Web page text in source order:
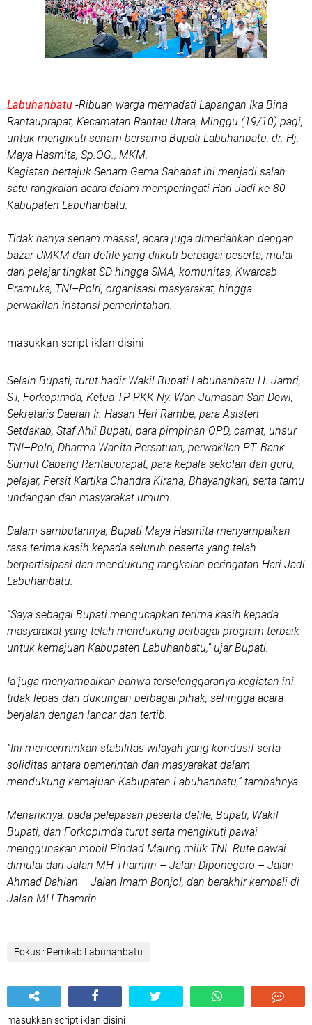
Labuhanbatu -Ribuan warga memadati Lapangan Ika Bina
Rantauprapat, Kecamatan Rantau Utara, Minggu (19/10) pagi,
untuk mengikuti senam bersama Bupati Labuhanbatu, dr. Hj.
Maya Hasmita, Sp.OG., MKM.
Kegiatan bertajuk Senam Gema Sahabat ini menjadi salah
satu rangkaian acara dalam memperingati Hari Jadi ke-80
Kabupaten Labuhanbatu.
Tidak hanya senam massal, acara juga dimeriahkan dengan
bazar UMKM dan defile yang diikuti berbagai peserta, mulai
dari pelajar tingkat SD hingga SMA, komunitas, Kwarcab
Pramuka, TNI–Polri, organisasi masyarakat, hingga
perwakilan instansi pemerintahan.
masukkan script iklan disini
Selain Bupati, turut hadir Wakil Bupati Labuhanbatu H. Jamri,
ST, Forkopimda, Ketua TP PKK Ny. Wan Jumasari Sari Dewi,
Sekretaris Daerah Ir. Hasan Heri Rambe, para Asisten
Setdakab, Staf Ahli Bupati, para pimpinan OPD, camat, unsur
TNI–Polri, Dharma Wanita Persatuan, perwakilan PT. Bank
Sumut Cabang Rantauprapat, para kepala sekolah dan guru,
pelajar, Persit Kartika Chandra Kirana, Bhayangkari, serta tamu
undangan dan masyarakat umum.
Dalam sambutannya, Bupati Maya Hasmita menyampaikan
rasa terima kasih kepada seluruh peserta yang telah
berpartisipasi dan mendukung rangkaian peringatan Hari Jadi
Labuhanbatu.
“Saya sebagai Bupati mengucapkan terima kasih kepada
masyarakat yang telah mendukung berbagai program terbaik
untuk kemajuan Kabupaten Labuhanbatu,” ujar Bupati.
Ia juga menyampaikan bahwa terselenggaranya kegiatan ini
tidak lepas dari dukungan berbagai pihak, sehingga acara
berjalan dengan lancar dan tertib.
“Ini mencerminkan stabilitas wilayah yang kondusif serta
soliditas antara pemerintah dan masyarakat dalam
mendukung kemajuan Kabupaten Labuhanbatu,” tambahnya.
Menariknya, pada pelepasan peserta defile, Bupati, Wakil
Bupati, dan Forkopimda turut serta mengikuti pawai
menggunakan mobil Pindad Maung milik TNI. Rute pawai
dimulai dari Jalan MH Thamrin – Jalan Diponegoro – Jalan
Ahmad Dahlan – Jalan Imam Bonjol, dan berakhir kembali di
Jalan MH Thamrin.
Fokus : Pemkab Labuhanbatu
masukkan script iklan disini